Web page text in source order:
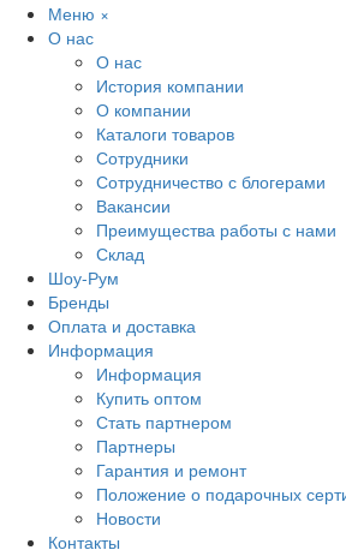
Меню ×
О нас
О нас
История компании
О компании
Каталоги товаров
Сотрудники
Сотрудничество с блогерами
Вакансии
Преимущества работы с нами
Склад
Шоу-Рум
Бренды
Оплата и доставка
Информация
Информация
Купить оптом
Стать партнером
Партнеры
Гарантия и ремонт
Положение о подарочных
Новости
Контакты